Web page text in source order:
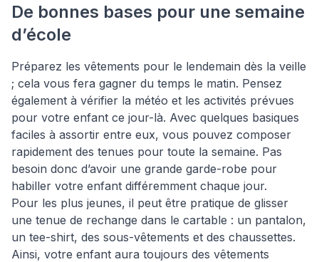
De bonnes bases pour une semaine
d’école
Préparez les vêtements pour le lendemain dès la veille
; cela vous fera gagner du temps le matin. Pensez
également à vérifier la météo et les activités prévues
pour votre enfant ce jour-là. Avec quelques basiques
faciles à assortir entre eux, vous pouvez composer
rapidement des tenues pour toute la semaine. Pas
besoin donc d’avoir une grande garde-robe pour
habiller votre enfant différemment chaque jour.
Pour les plus jeunes, il peut être pratique de glisser
une tenue de rechange dans le cartable : un pantalon,
un tee-shirt, des sous-vêtements et des chaussettes.
Ainsi, votre enfant aura toujours des vêtements